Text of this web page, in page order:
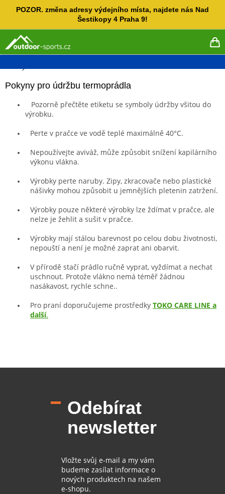
POZOR. změna adresy výdejního místa, najdete nás Nad
Šestikopy 4 Praha 9!
Domů
Pokyny pro údržbu termoprádla
Pozorně přečtěte etiketu se symboly údržby všitou do
výrobku.
Perte v pračce ve vodě teplé maximálně 40°C.
Nepoužívejte aviváž, může způsobit snížení kapilárního
výkonu vlákna.
Výrobky perte naruby. Zipy, zkracovače nebo plastické
nášivky mohou způsobit u jemnějších pletenin zatržení.
Výrobky pouze některé výrobky lze ždímat v pračce, ale
nelze je žehlit a sušit v pračce.
Výrobky mají stálou barevnost po celou dobu životnosti,
nepouští a není je možné zaprat ani obarvit.
V přírodě stačí prádlo ručně vyprat, vyždímat a nechat
uschnout. Protože vlákno nemá téměř žádnou
nasákavost, rychle schne..
Pro praní doporučujeme prostředky TOKO CARE LINE a
další.
Odebírat
newsletter
Vložte svůj e-mail a my vám
budeme zasílat informace o
nových produktech na našem
e-shopu.